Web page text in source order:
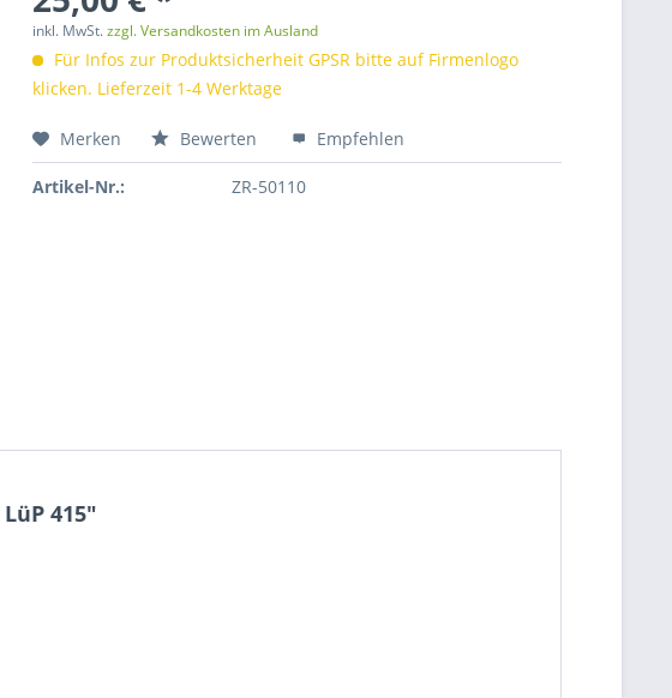
inkl. MwSt.zzgl. Versandkosten im Ausland
Für Infos zur Produktsicherheit GPSR bitte auf Firmenlogo
klicken. Lieferzeit 1-4 Werktage
Merken Bewerten Empfehlen
Artikel-Nr.: ZR-50110
415"